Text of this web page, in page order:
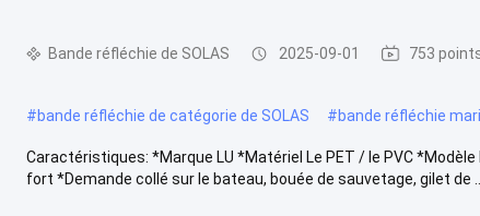
Bande réfléchie de SOLAS 2025-09-01 753
#bande réfléchie de catégorie de SOLAS #bande réfléchie
Caractéristiques: *Marque LU *Matériel Le PET / le PVC
fort *Demande collé sur le bateau, bouée de sauvetage, gilet de